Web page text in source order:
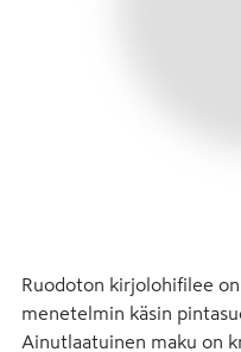
Ruodoton kirjolohifilee
menetelmin käsin
Ainutlaatuinen maku on